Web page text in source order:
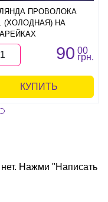
ПРОВОЛОКА
(ХОЛОДНАЯ) НА
90 00
грн.
КУПИТЬ
Нажми "Написать